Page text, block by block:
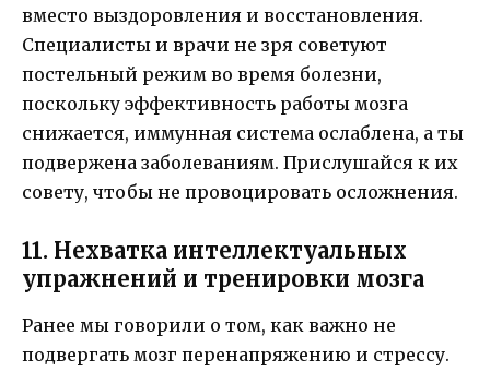
вместо выздоровления и восстановления.
Специалисты и врачи не зря советуют
постельный режим во время болезни,
поскольку эффективность работы мозга
снижается, иммунная система ослаблена, а ты
подвержена заболеваниям. Прислушайся к их
совету, чтобы не провоцировать осложнения.
11. Нехватка интеллектуальных
упражнений и тренировки мозга
Ранее мы говорили о том, как важно не
подвергать мозг перенапряжению и стрессу.